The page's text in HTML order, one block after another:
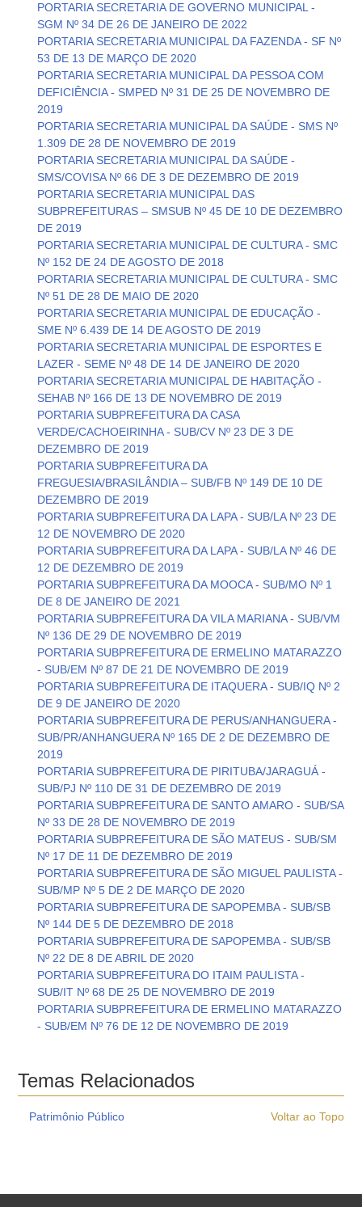
PORTARIA SECRETARIA DE GOVERNO MUNICIPAL -
SGM Nº 34 DE 26 DE JANEIRO DE 2022
PORTARIA SECRETARIA MUNICIPAL DA FAZENDA - SF Nº
53 DE 13 DE MARÇO DE 2020
PORTARIA SECRETARIA MUNICIPAL DA PESSOA COM
DEFICIÊNCIA - SMPED Nº 31 DE 25 DE NOVEMBRO DE
2019
PORTARIA SECRETARIA MUNICIPAL DA SAÚDE - SMS Nº
1.309 DE 28 DE NOVEMBRO DE 2019
PORTARIA SECRETARIA MUNICIPAL DA SAÚDE -
SMS/COVISA Nº 66 DE 3 DE DEZEMBRO DE 2019
PORTARIA SECRETARIA MUNICIPAL DAS
SUBPREFEITURAS – SMSUB Nº 45 DE 10 DE DEZEMBRO
DE 2019
PORTARIA SECRETARIA MUNICIPAL DE CULTURA - SMC
Nº 152 DE 24 DE AGOSTO DE 2018
PORTARIA SECRETARIA MUNICIPAL DE CULTURA - SMC
Nº 51 DE 28 DE MAIO DE 2020
PORTARIA SECRETARIA MUNICIPAL DE EDUCAÇÃO -
SME Nº 6.439 DE 14 DE AGOSTO DE 2019
PORTARIA SECRETARIA MUNICIPAL DE ESPORTES E
LAZER - SEME Nº 48 DE 14 DE JANEIRO DE 2020
PORTARIA SECRETARIA MUNICIPAL DE HABITAÇÃO -
SEHAB Nº 166 DE 13 DE NOVEMBRO DE 2019
PORTARIA SUBPREFEITURA DA CASA
VERDE/CACHOEIRINHA - SUB/CV Nº 23 DE 3 DE
DEZEMBRO DE 2019
PORTARIA SUBPREFEITURA DA
FREGUESIA/BRASILÂNDIA – SUB/FB Nº 149 DE 10 DE
DEZEMBRO DE 2019
PORTARIA SUBPREFEITURA DA LAPA - SUB/LA Nº 23 DE
12 DE NOVEMBRO DE 2020
PORTARIA SUBPREFEITURA DA LAPA - SUB/LA Nº 46 DE
12 DE DEZEMBRO DE 2019
PORTARIA SUBPREFEITURA DA MOOCA - SUB/MO Nº 1
DE 8 DE JANEIRO DE 2021
PORTARIA SUBPREFEITURA DA VILA MARIANA - SUB/VM
Nº 136 DE 29 DE NOVEMBRO DE 2019
PORTARIA SUBPREFEITURA DE ERMELINO MATARAZZO
- SUB/EM Nº 87 DE 21 DE NOVEMBRO DE 2019
PORTARIA SUBPREFEITURA DE ITAQUERA - SUB/IQ Nº 2
DE 9 DE JANEIRO DE 2020
PORTARIA SUBPREFEITURA DE PERUS/ANHANGUERA -
SUB/PR/ANHANGUERA Nº 165 DE 2 DE DEZEMBRO DE
2019
PORTARIA SUBPREFEITURA DE PIRITUBA/JARAGUÁ -
SUB/PJ Nº 110 DE 31 DE DEZEMBRO DE 2019
PORTARIA SUBPREFEITURA DE SANTO AMARO - SUB/SA
Nº 33 DE 28 DE NOVEMBRO DE 2019
PORTARIA SUBPREFEITURA DE SÃO MATEUS - SUB/SM
Nº 17 DE 11 DE DEZEMBRO DE 2019
PORTARIA SUBPREFEITURA DE SÃO MIGUEL PAULISTA -
SUB/MP Nº 5 DE 2 DE MARÇO DE 2020
PORTARIA SUBPREFEITURA DE SAPOPEMBA - SUB/SB
Nº 144 DE 5 DE DEZEMBRO DE 2018
PORTARIA SUBPREFEITURA DE SAPOPEMBA - SUB/SB
Nº 22 DE 8 DE ABRIL DE 2020
PORTARIA SUBPREFEITURA DO ITAIM PAULISTA -
SUB/IT Nº 68 DE 25 DE NOVEMBRO DE 2019
PORTARIA SUBPREFEITURA DE ERMELINO MATARAZZO
- SUB/EM Nº 76 DE 12 DE NOVEMBRO DE 2019
Temas Relacionados
Voltar ao Topo
Patrimônio Público